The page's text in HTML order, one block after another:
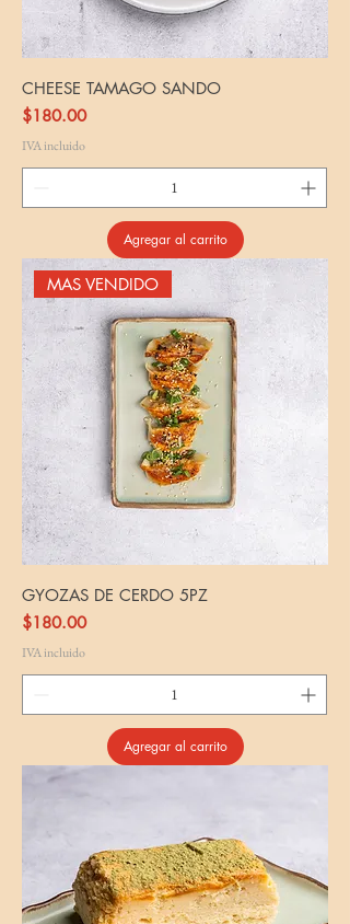
CHEESE TAMAGO SANDO
Precio
$180.00
IVA incluido
Agregar al carrito
MAS VENDIDO
GYOZAS DE CERDO 5PZ
Precio
$180.00
IVA incluido
Agregar al carrito